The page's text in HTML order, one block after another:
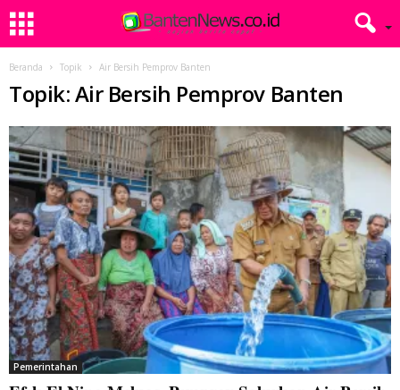
Beranda Topik Air Bersih Pemprov Banten
Topik: Air Bersih Pemprov Banten
Pemerintahan